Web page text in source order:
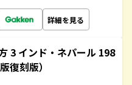
詳細を見る
3 インド・ネパール 198
復刻版）